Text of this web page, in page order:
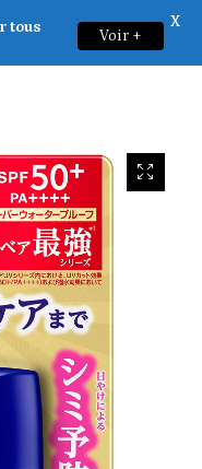
Nivea Japan _ UV Deep Protect & Care Gel SPF 50+ PA++++ 80g
tous
Voir +
X